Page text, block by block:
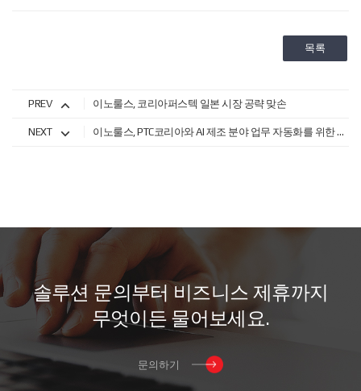
목록
PREV 이노룰스, 코리아퍼스텍 일본 시장 공략 맞손
NEXT 이노룰스, PTC코리아와 AI 제조 분야 업무 자동화를 위한 MOU 체결
솔루션 문의부터 비즈니스 제휴까지
무엇이든물어 보세 요.
문의하기